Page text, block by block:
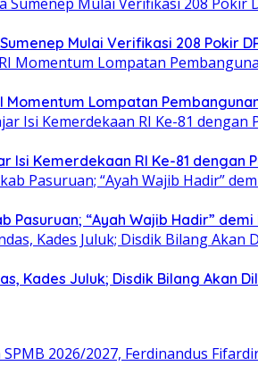
Mulai Verifikasi 208 Pokir
Momentum Lompatan
Isi Kemerdekaan RI Ke-81 dengan
Pasuruan; “Ayah Wajib Hadir”
Kades Juluk; Disdik Bilang Akan